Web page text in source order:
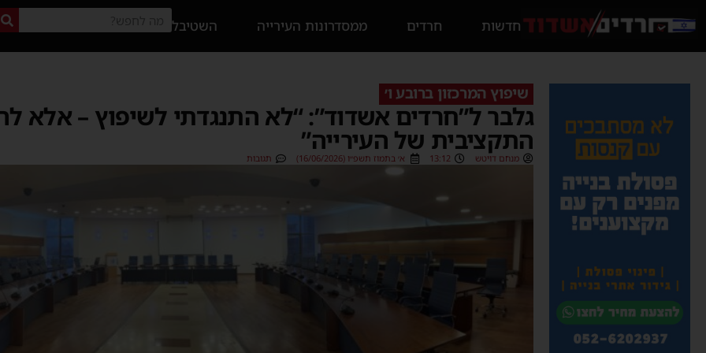
חדשות חרדים ממסדרונות העירייה השטיבל
שיפוץ המרכזון ברובע ו׳
גלבר ל”חרדים אשדוד”: “לא התנגדתי לשיפוץ – אלא
התקציבית של העירייה”
מנחם דויטש 13:12 א׳ בתמוז תשפ״ו (16/06/2026) תגובות